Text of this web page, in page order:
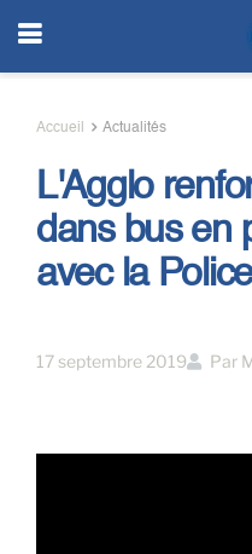
Accueil Actualités
L'Agglo
dans bus en
avec la
17 septembre 2019 Par